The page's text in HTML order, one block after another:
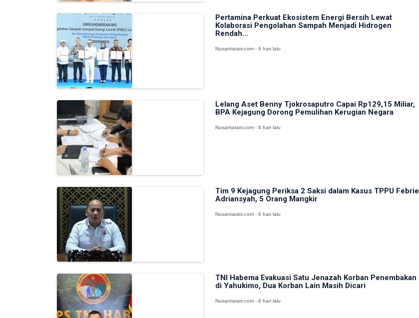
Pertamina Perkuat Ekosistem Energi Bersih Lewat
Kolaborasi Pengolahan Sampah Menjadi Hidrogen
Rendah...
Nusantaratv.com - 6 hari lalu
Lelang Aset Benny Tjokrosaputro Capai Rp129,15 Miliar,
BPA Kejagung Dorong Pemulihan Kerugian Negara
Nusantaratv.com - 6 hari lalu
Tim 9 Kejagung Periksa 2 Saksi dalam Kasus TPPU Febrie
Adriansyah, 5 Orang Mangkir
Nusantaratv.com - 6 hari lalu
TNI Habema Evakuasi Satu Jenazah Korban Penembakan
di Yahukimo, Dua Korban Lain Masih Dicari
Nusantaratv.com - 6 hari lalu